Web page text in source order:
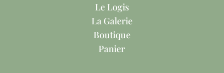
Le Logis
La Galerie
Boutique
Panier